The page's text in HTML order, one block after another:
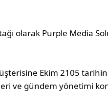
olarak Purple Media
Ekim 2105
ve gündem yönetimi